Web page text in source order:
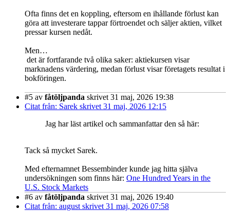
Ofta finns det en koppling, eftersom en ihållande förlust kan
göra att investerare tappar förtroendet och säljer aktien, vilket
pressar kursen nedåt.
Men…
det är fortfarande två olika saker: aktiekursen visar
marknadens värdering, medan förlust visar företagets resultat i
bokföringen.
#5 av fåtöljpanda skrivet 31 maj, 2026 19:38
Citat från: Sarek skrivet 31 maj, 2026 12:15
Jag har läst artikel och sammanfattar den så här:
Tack så mycket Sarek.
Med efternamnet Bessembinder kunde jag hitta själva
undersökningen som finns här: One Hundred Years in the
U.S. Stock Markets
#6 av fåtöljpanda skrivet 31 maj, 2026 19:40
Citat från: august skrivet 31 maj, 2026 07:58